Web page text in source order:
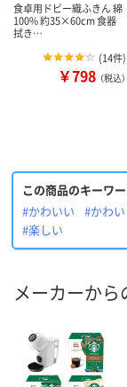
食卓用ドビー織ふきん 綿
100% 約35×60cm 食器
拭き…
(14件)
￥798 （税込）
この商品のキーワ
#かわいい
#かわ
#楽しい
メーカーか